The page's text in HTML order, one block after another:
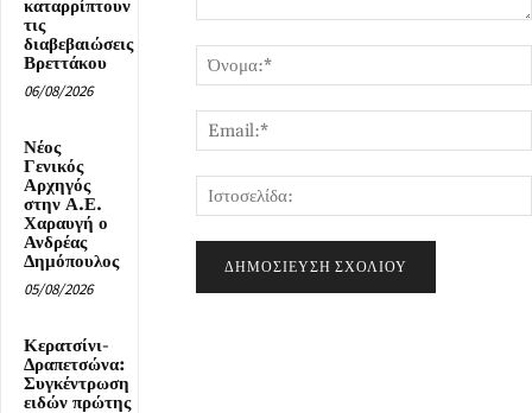
καταρρίπτουν
τις
διαβεβαιώσεις
Βρεττάκου
06/08/2026
Νέος
Γενικός
Αρχηγός
στην Α.Ε.
Χαραυγή ο
Ανδρέας
Δημόπουλος
05/08/2026
Κερατσίνι-
Δραπετσώνα:
Συγκέντρωση
ειδών πρώτης